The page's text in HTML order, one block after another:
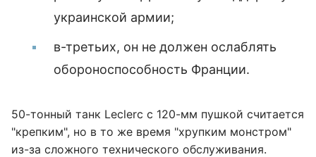
украинской армии;
в-третьих, он не должен ослаблять
обороноспособность Франции.
50-тонный танк Leclerc с 120-мм пушкой считается
"крепким", но в то же время "хрупким монстром"
из-за сложного технического обслуживания.